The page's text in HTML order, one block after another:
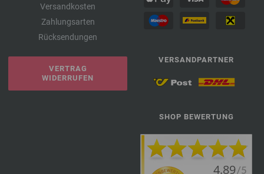
Versandkosten
Zahlungsarten
Rücksendungen
VERTRAG
WIDERRUFEN
VERSANDPARTNER
SHOP BEWERTUNG